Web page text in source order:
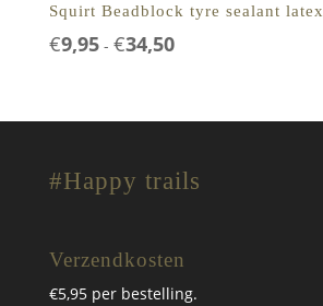
Squirt Beadblock tyre sealant latex
€9,95 - €34,50Prijsklasse:
#Happy trails
Verzendkosten
€5,95 per bestelling.